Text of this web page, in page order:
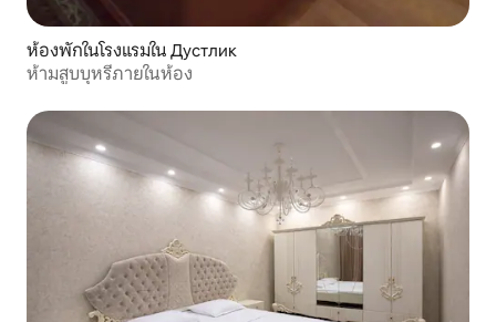
ห้องพักในโรงแรมใน Дустлик
ห้ามสูบบุหรี่ภายในห้อง